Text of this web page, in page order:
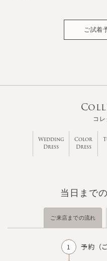
ご試着
コ
Wedding
Dress
Color
Dress
当日まで
ご来店までの流れ
予約（